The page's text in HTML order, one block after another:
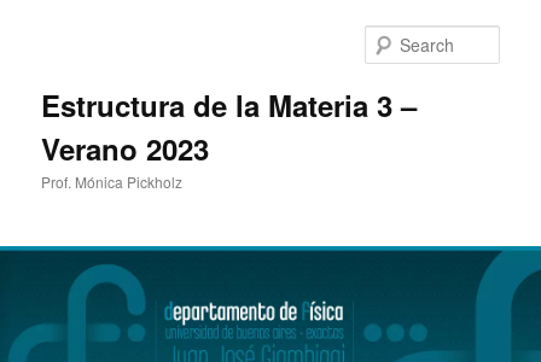
Estructura de la Materia 3 –
Verano 2023
Prof. Mónica Pickholz